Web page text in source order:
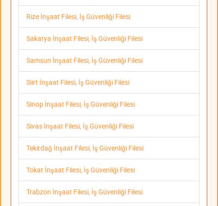
Rize İnşaat Filesi, İş Güvenliği Filesi
Sakarya İnşaat Filesi, İş Güvenliği Filesi
Samsun İnşaat Filesi, İş Güvenliği Filesi
Siirt İnşaat Filesi, İş Güvenliği Filesi
Sinop İnşaat Filesi, İş Güvenliği Filesi
Sivas İnşaat Filesi, İş Güvenliği Filesi
Tekirdağ İnşaat Filesi, İş Güvenliği Filesi
Tokat İnşaat Filesi, İş Güvenliği Filesi
Trabzon İnşaat Filesi, İş Güvenliği Filesi